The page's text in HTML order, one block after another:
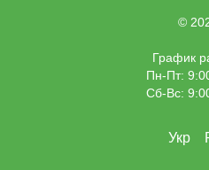
©
График
Пн-Пт:
Сб-Вс:
Укр